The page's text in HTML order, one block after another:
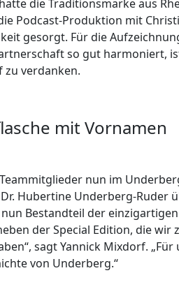
die Traditionsmarke aus
Podcast-Produktion mit
gesorgt. Für die
so gut harmoniert,
zu verdanken.
mit Vornamen
nun im
Hubertine Underberg-Ruder
Bestandteil der
der Special Edition, die
sagt Yannick Mixdorf.
von Underberg.“